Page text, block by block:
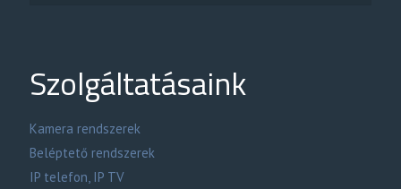
Szolgáltatásaink
Kamera rendszerek
Beléptető rendszerek
IP telefon, IP TV